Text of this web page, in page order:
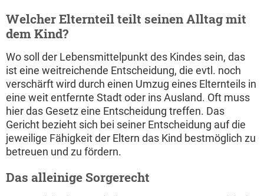
Welcher Elternteil teilt seinen Alltag mit
dem Kind?
Wo soll der Lebensmittelpunkt des Kindes sein, das
ist eine weitreichende Entscheidung, die evtl. noch
verschärft wird durch einen Umzug eines Elternteils in
eine weit entfernte Stadt oder ins Ausland. Oft muss
hier das Gesetz eine Entscheidung treffen. Das
Gericht bezieht sich bei seiner Entscheidung auf die
jeweilige Fähigkeit der Eltern das Kind bestmöglich zu
betreuen und zu fördern.
Das alleinige Sorgerecht